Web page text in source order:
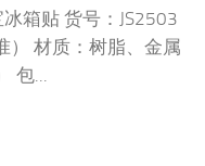
箱贴 货号：JS2503
） 材质：树脂、金属
包...